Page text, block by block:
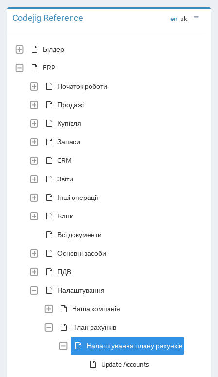
Codejig Reference en uk
Білдер
ERP
Початок роботи
Продажі
Купівля
Запаси
CRM
Звіти
Інші операції
Банк
Всі документи
Основні засоби
ПДВ
Налаштування
Наша компанія
План рахунків
Налаштування плану рахунків
Update Accounts